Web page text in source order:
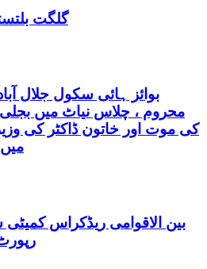
گلگت
بوائز ہائی سکول جلال
محروم ، چلاس نیاٹ میں
کی موت اور خاتون ڈاکٹر کی
میں
بین الاقوامی ریڈکراس